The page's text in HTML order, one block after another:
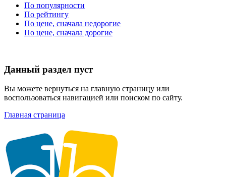
По популярности
По рейтингу
По цене, сначала недорогие
По цене, сначала дорогие
Данный раздел пуст
Вы можете вернуться на главную страницу или
воспользоваться навигацией или поиском по сайту.
Главная страница